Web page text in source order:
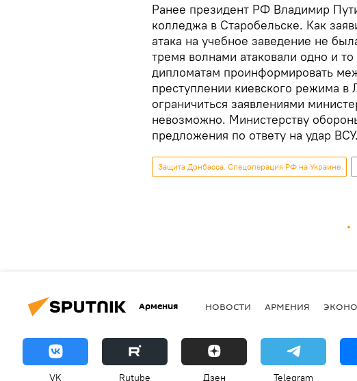
Ранее президент РФ Владимир
колледжа в Старобельске. Как
атака на учебное заведение не
тремя волнами атаковали одно и
дипломатам проинформировать
преступлении киевского режима в
ограничиться заявлениями
невозможно. Министерству
предложения по ответу на удар ВСУ.
Защита Донбасса. Спецоперация РФ на Украине
Армения НОВОСТИ АРМЕНИЯ
VK Rutube Дзен Telegram